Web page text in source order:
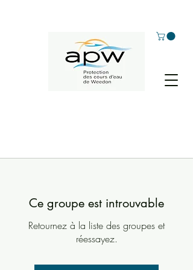
Ce groupe est introuvable
Retournez à la liste des groupes et
réessayez.